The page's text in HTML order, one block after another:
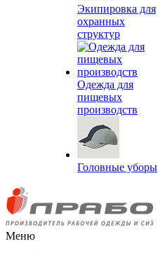
Экипировка для
охранных
структур
Одежда для
пищевых
производств
Головные уборы
Меню